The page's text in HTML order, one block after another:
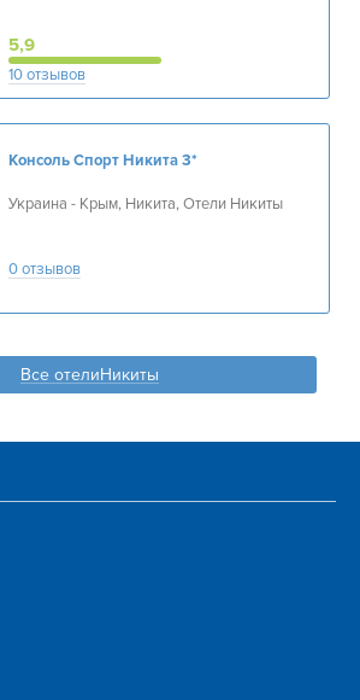
5,9
10 отзывов
Консоль Спорт Никита3*
Украина - Крым, Никита, Отели Никиты
0 отзывов
Все отелиНикиты